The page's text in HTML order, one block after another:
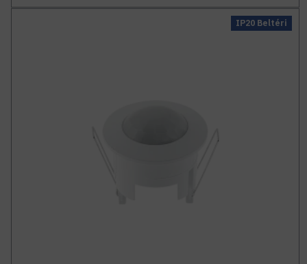
IP20 Beltéri